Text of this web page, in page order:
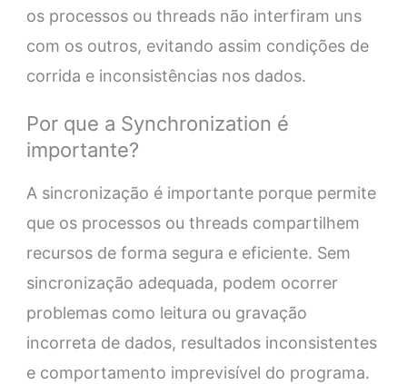
os processos ou threads não interfiram uns
com os outros, evitando assim condições de
corrida e inconsistências nos dados.
Por que a Synchronization é
importante?
A sincronização é importante porque permite
que os processos ou threads compartilhem
recursos de forma segura e eficiente. Sem
sincronização adequada, podem ocorrer
problemas como leitura ou gravação
incorreta de dados, resultados inconsistentes
e comportamento imprevisível do programa.